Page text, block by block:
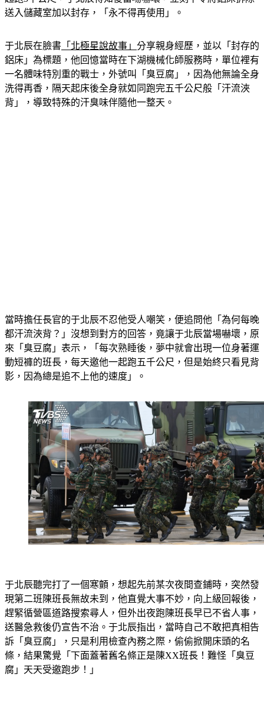
鋁床」為標題，他回憶當時在下湖機械化師服務時，單位裡有
一名體味特別重的戰士，外號叫「臭豆腐」，因為他無論全身
洗得再香，隔天起床後全身就如同跑完五千公尺般「汗流浹
背」，導致特殊的汗臭味伴隨他一整天。
都汗流浹背？」沒想到對方的回答，竟讓于北辰當場嚇壞，原
來「臭豆腐」表示，「每次熟睡後，夢中就會出現一位身著運
動短褲的班長，每天邀他一起跑五千公尺，但是始終只看見背
影，因為總是追不上他的速度」。
現第二班陳班長無故未到，他直覺大事不妙，向上級回報後，
趕緊循營區道路搜索尋人，但外出夜跑陳班長早已不省人事，
送醫急救後仍宣告不治。于北辰指出，當時自己不敢把真相告
訴「臭豆腐」，只是利用檢查內務之際，偷偷掀開床頭的名
條，結果驚覺「下面蓋著舊名條正是陳XX班長！難怪「臭豆
腐」天天受邀跑步！」